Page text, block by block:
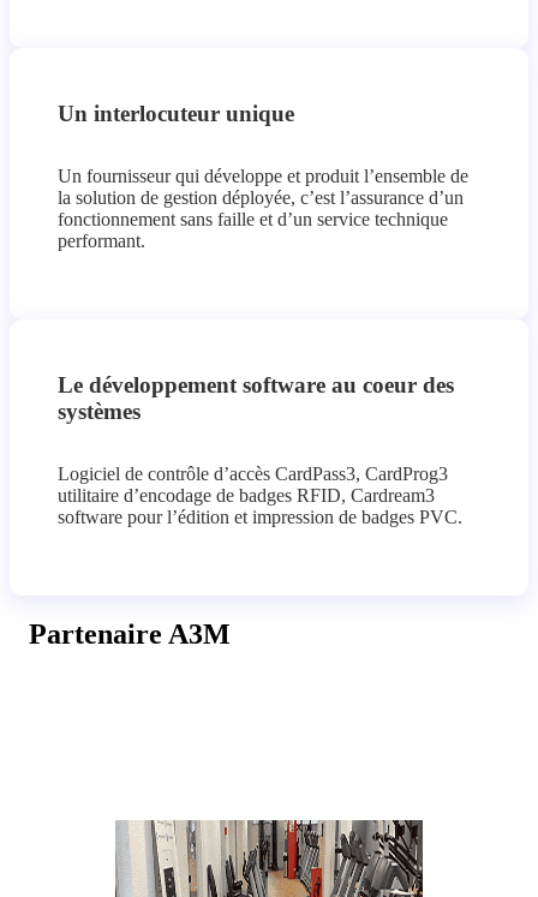
Un interlocuteur unique
Un fournisseur qui développe et produit l’ensemble de
la solution de gestion déployée, c’est l’assurance d’un
fonctionnement sans faille et d’un service technique
performant.
Le développement software au coeur des
systèmes
Logiciel de contrôle d’accès CardPass3, CardProg3
utilitaire d’encodage de badges RFID, Cardream3
software pour l’édition et impression de badges PVC.
Partenaire A3M